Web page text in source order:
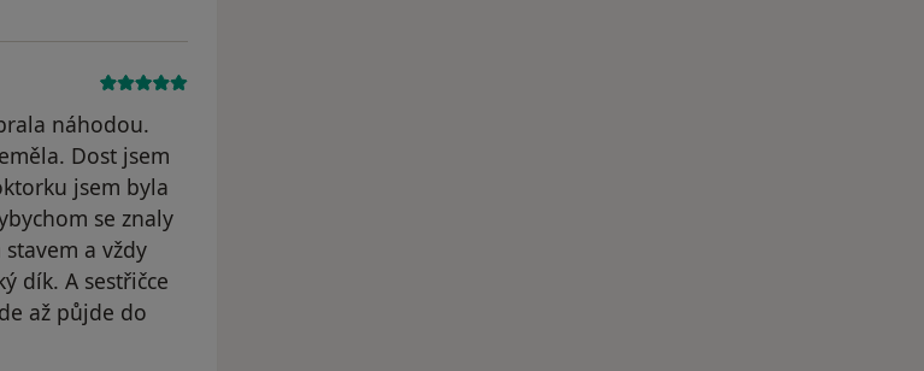
náhodou.
Dost jsem
jsem byla
se znaly
a vždy
dík. A sestřičce
až půjde do